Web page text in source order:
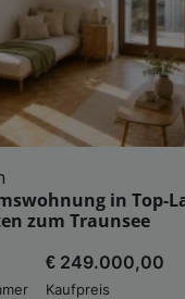
in Top-
zum Traunsee
€ 249.000,00
Kaufpreis